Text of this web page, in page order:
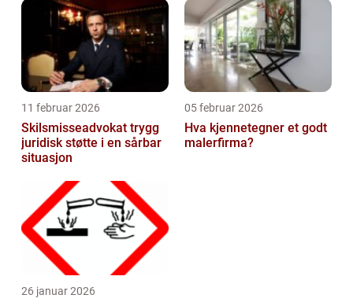
11 februar 2026
Skilsmisseadvokat trygg
juridisk støtte i en sårbar
situasjon
05 februar 2026
Hva kjennetegner et godt
malerfirma?
26 januar 2026